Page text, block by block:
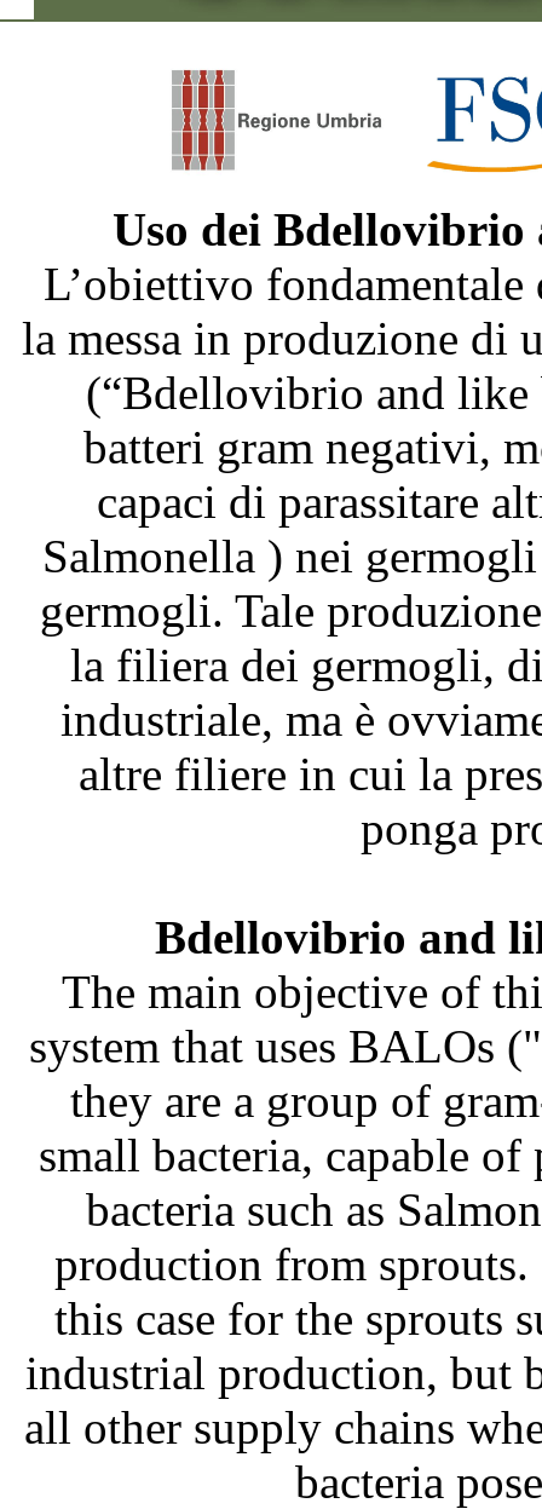
Uso dei
L’obiettivo fondamentale
la messa in produzione di
(“Bdellovibrio and like
batteri gram negativi,
capaci di parassitare
Salmonella ) nei
germogli. Tale
la filiera dei germogli,
industriale, ma è
altre filiere in cui la
ponga
Bdellovibrio and
The main objective of
system that uses BALOs
they are a group of
small bacteria, capable
bacteria such as
production from
this case for the sprouts
industrial production, but
all other supply chains
bacteria